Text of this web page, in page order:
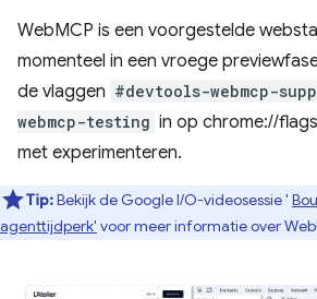
WebMCP is een voorgestelde
momenteel in een vroege
de vlaggen #devtools-webmcp-
webmcp-testing in op chrome://
met experimenteren.
Tip:Bekijk de Google I/O-videosessie '
agenttijdperk' voor meer informatie over